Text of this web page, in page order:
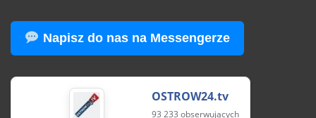
Napisz do nas na Messengerze
OSTROW24.tv
93 233 obserwujących